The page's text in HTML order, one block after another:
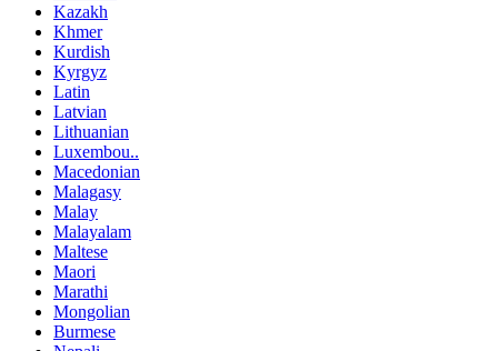
Kazakh
Khmer
Kurdish
Kyrgyz
Latin
Latvian
Lithuanian
Luxembou..
Macedonian
Malagasy
Malay
Malayalam
Maltese
Maori
Marathi
Mongolian
Burmese